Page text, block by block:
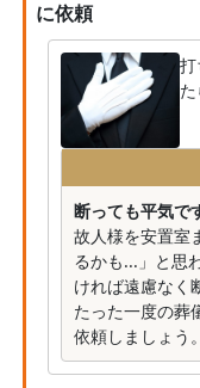
に依頼
断っても平気で
故人様を安置室
るかも...」と思
ければ遠慮なく
たった一度の葬
依頼しましょう。